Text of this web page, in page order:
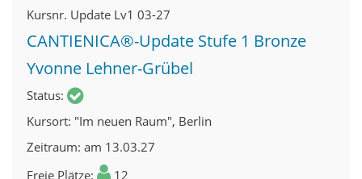
Kursnr. Update Lv1 03-27
CANTIENICA®-Update Stufe 1 Bronze
Yvonne Lehner-Grübel
Status
Kursort "Im neuen Raum", Berlin
Zeitraum am 13.03.27
Freie Plätze
12